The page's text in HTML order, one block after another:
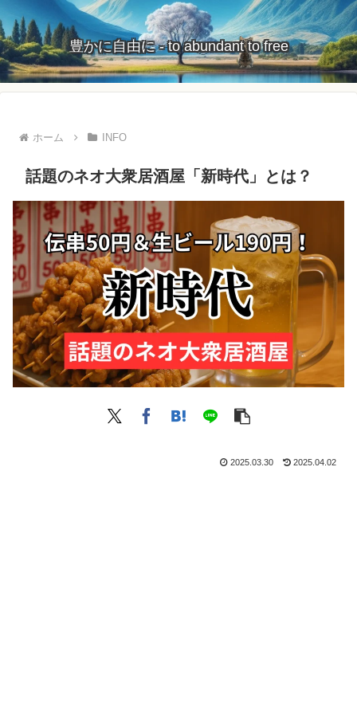
豊かに自由に - to abundant to free
ホーム INFO
話題のネオ大衆居酒屋「新時代」とは？
2025.03.30 2025.04.02